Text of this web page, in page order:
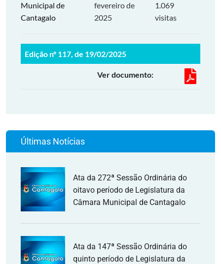
Municipal de
Cantagalo
fevereiro de
2025
1.069
visitas
Edição nº 117, de 19/02/2025
Ver documento:
Últimas Notícias
Ata da 272ª Sessão Ordinária do
oitavo período de Legislatura da
Câmara Municipal de Cantagalo
Ata da 147ª Sessão Ordinária do
quinto período de Legislatura da